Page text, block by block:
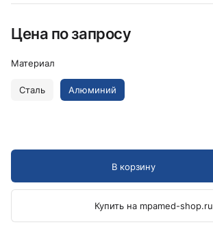
Цена по запросу
Материал
Сталь Алюминий
В корзину
Купить на mpamed-shop.ru